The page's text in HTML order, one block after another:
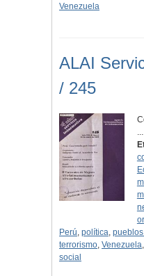
Venezuela
ALAI
/ 245
Perú, política,
terrorismo, Venezuela,
social